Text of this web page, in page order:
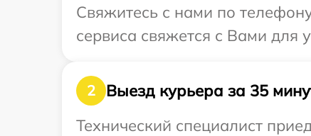
Свяжитесь с нами по
сервиса свяжется с Вами для
2
Выезд курьера за 35
Технический специалист